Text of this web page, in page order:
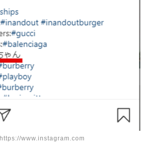
https://www.instagram.com